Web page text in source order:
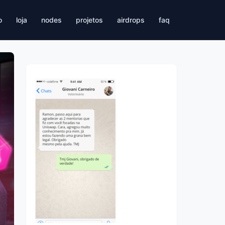
loja nodes projetos airdrops faq